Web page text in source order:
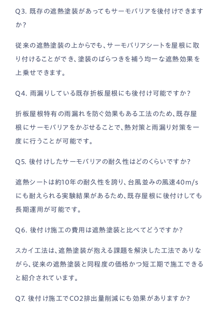
Q3. 既存の遮熱塗装があってもサーモバリアを後付けできます
か？
従来の遮熱塗装の上からでも、サーモバリアシートを屋根に取
り付けることができ、塗装のばらつきを補う均一な遮熱効果を
上乗せできます。
Q4. 雨漏りしている既存折板屋根にも後付け可能ですか？
折板屋根特有の雨漏れを防ぐ効果もある工法のため、既存屋
根にサーモバリアをかぶせることで、熱対策と雨漏り対策を一
度に行うことが可能です。
Q5. 後付けしたサーモバリアの耐久性はどのくらいですか？
遮熱シートは約10年の耐久性を誇り、台風並みの風速40m/s
にも耐えられる実験結果があるため、既存屋根に後付けしても
長期運用が可能です。
Q6. 後付け施工の費用は遮熱塗装と比べてどうですか？
スカイ工法は、遮熱塗装が抱える課題を解決した工法でありな
がら、従来の遮熱塗装と同程度の価格かつ短工期で施工できる
と紹介されています。
Q7. 後付け施工でCO2排出量削減にも効果がありますか？